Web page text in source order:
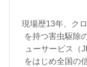
現場歴13年、ク
を持つ害虫駆除
ューサービス（
をはじめ全国の